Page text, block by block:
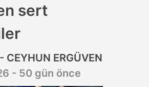
sert
CEYHUN ERGÜVEN
- 50 gün önce